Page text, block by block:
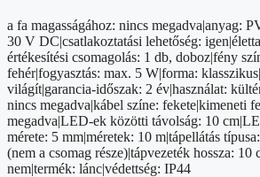
a fa magasságához: nincs megadva|anyag:
30 V DC|csatlakoztatási lehetőség:
értékesítési csomagolás: 1 db, doboz|fény
fehér|fogyasztás: max. 5 W|forma:
világít|garancia-időszak: 2 év|használat:
nincs megadva|kábel színe: fekete|kimeneti
megadva|LED-ek közötti távolság: 10
mérete: 5 mm|méretek: 10 m|tápellátás
(nem a csomag része)|tápvezeték hossza: 10
nem|termék: lánc|védettség: IP44